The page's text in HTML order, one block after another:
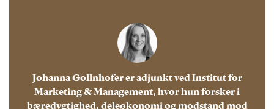
Johanna Gollnhofer er adjunkt ved Institut for
Marketing & Management, hvor hun forsker i
bæredygtighed, deleøkonomi og modstand mod